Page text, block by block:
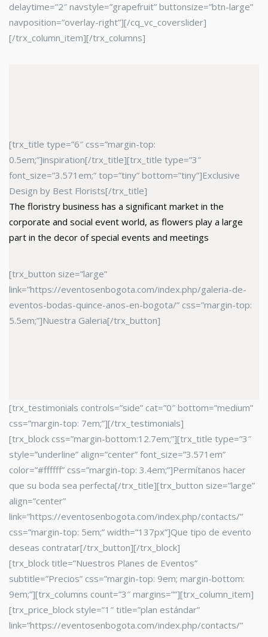
delaytime=”2″ navstyle=”grapefruit” buttonsize=”btn-large”
navposition=”overlay-right”][/cq_vc_coverslider]
[/trx_column_item][/trx_columns]
[trx_title type=”6″ css=”margin-top:
0.5em;”]inspiration[/trx_title][trx_title type=”3″
font_size=”3.571em;” top=”tiny” bottom=”tiny”]Exclusive
Design by Best Florists[/trx_title]
The floristry business has a significant market in the
corporate and social event world, as flowers play a large
part in the decor of special events and meetings
[trx_button size=”large”
link=”https://eventosenbogota.com/index.php/galeria-de-
eventos-bodas-quince-anos-en-bogota/” css=”margin-top:
5.5em;”]Nuestra Galeria[/trx_button]
[trx_testimonials controls=”side” cat=”0″ bottom=”medium”
css=”margin-top: 7em;”][/trx_testimonials]
[trx_block css=”margin-bottom:12.7em;”][trx_title type=”3″
style=”underline” align=”center” font_size=”3.571em”
color=”#ffffff” css=”margin-top: 3.4em;”]Permítanos hacer
que su boda sea perfecta[/trx_title][trx_button size=”large”
align=”center”
link=”https://eventosenbogota.com/index.php/contacts/”
css=”margin-top: 5em;” width=”137px”]Que tipo de evento
deseas contratar[/trx_button][/trx_block]
[trx_block title=”Nuestros Planes de Eventos”
subtitle=”Precios” css=”margin-top: 9em; margin-bottom:
9em;”][trx_columns count=”3″ margins=””][trx_column_item]
[trx_price_block style=”1″ title=”plan estándar”
link=”https://eventosenbogota.com/index.php/contacts/”